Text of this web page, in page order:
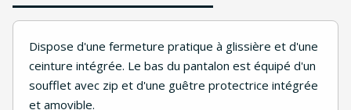
Dispose d'une fermeture pratique à glissière et d'une
ceinture intégrée. Le bas du pantalon est équipé d'un
soufflet avec zip et d'une guêtre protectrice intégrée
et amovible.